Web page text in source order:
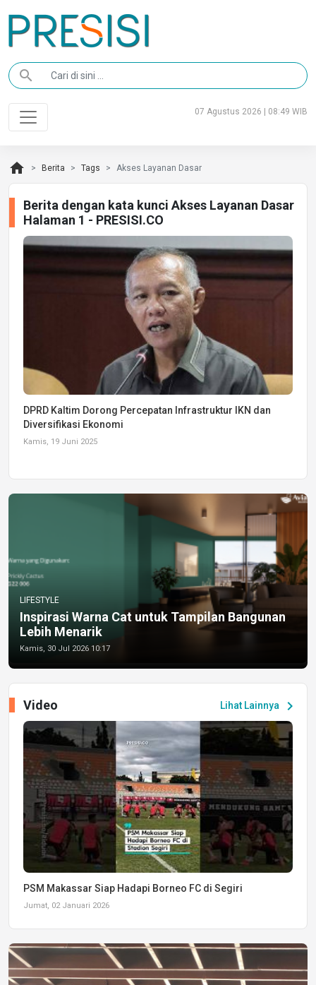
search
07 Agustus 2026 | 08:49 WIB
home Berita Tags Akses Layanan Dasar
Berita dengan kata kunci Akses Layanan Dasar
Halaman 1 - PRESISI.CO
DPRD Kaltim Dorong Percepatan Infrastruktur IKN dan
Diversifikasi Ekonomi
Kamis, 19 Juni 2025
LIFESTYLE
Inspirasi Warna Cat untuk Tampilan Bangunan
Lebih Menarik
Kamis, 30 Jul 2026 10:17
Lihat Lainnya chevron_right
Video
PSM Makassar Siap Hadapi Borneo FC di Segiri
Jumat, 02 Januari 2026